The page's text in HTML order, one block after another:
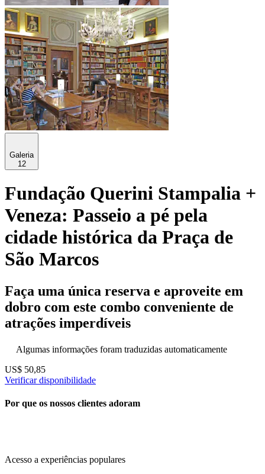
Galeria
12
Fundação Querini Stampalia +
Veneza: Passeio a pé pela
cidade histórica da Praça de
São Marcos
Faça uma única reserva e aproveite em
dobro com este combo conveniente de
atrações imperdíveis
Algumas informações foram traduzidas automaticamente
US$ 50,85
Verificar disponibilidade
Por que os nossos clientes adoram
Acesso a experiências populares